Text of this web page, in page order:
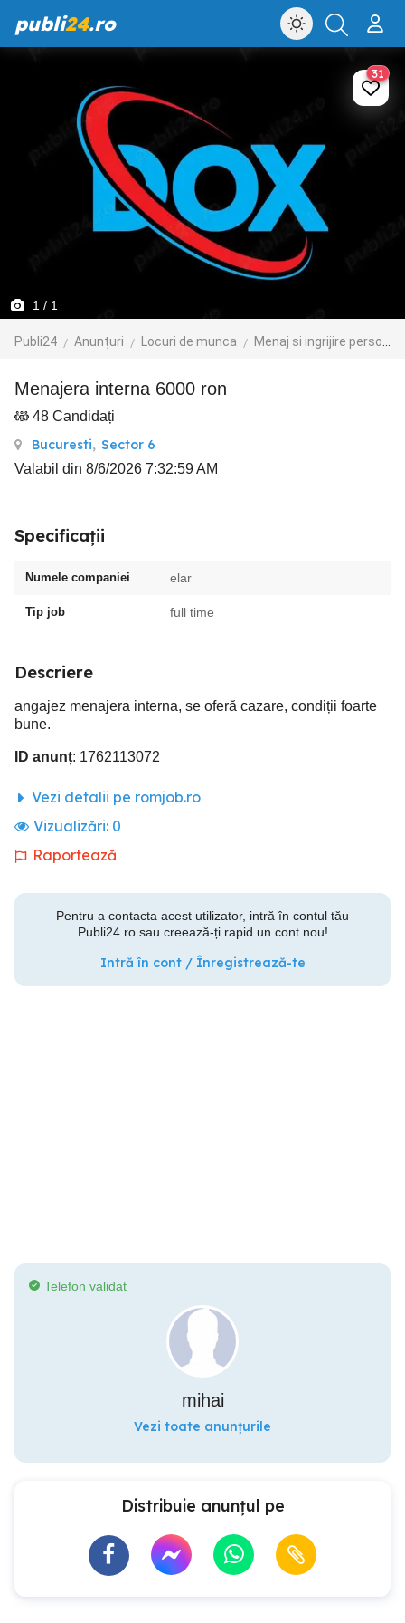
publi24.ro
1 / 1
Publi24 Anunțuri Locuri de munca Menaj si ingrijire persoane
31
menajera interna 6000 ron
48 Candidați
Bucuresti, Sector 6
Valabil din 8/6/2026 7:32:59 AM
Specificații
Numele companiei elar
Tip job full time
Descriere
angajez menajera interna, se oferă cazare, condiții foarte
bune.
ID anunț: 1762113072
Vezi detalii pe romjob.ro
Vizualizări: 0
Raportează
Pentru a contacta acest utilizator, intră în contul tău
Publi24.ro sau creează-ți rapid un cont nou!
Intră în cont / Înregistrează-te
Telefon validat
mihai
Vezi toate anunțurile
Distribuie anunțul pe